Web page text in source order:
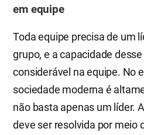
em equipe
Toda equipe precisa de um
grupo, e a capacidade
considerável na equipe. No
sociedade moderna é
não basta apenas um líder.
deve ser resolvida por meio